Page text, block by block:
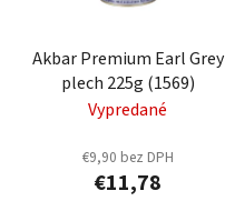
Akbar Premium Earl Grey
plech 225g (1569)
Vypredané
€9,90 bez DPH
€11,78